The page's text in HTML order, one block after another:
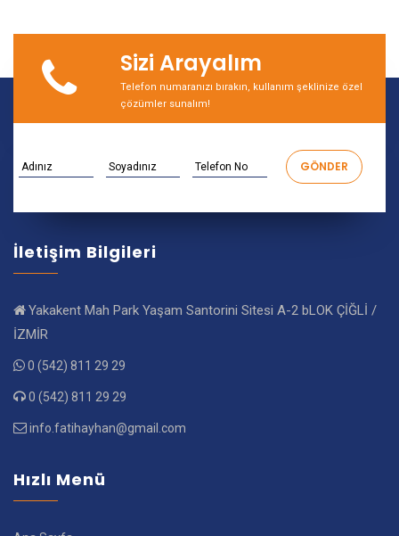
Sizi Arayalım
Telefon numaranızı bırakın, kullanım şeklinize özel
çözümler sunalım!
İletişim Bilgileri
Yakakent Mah Park Yaşam Santorini Sitesi A-2 bLOK ÇİĞLİ /
İZMİR
0 (542) 811 29 29
0 (542) 811 29 29
info.fatihayhan@gmail.com
Hızlı Menü